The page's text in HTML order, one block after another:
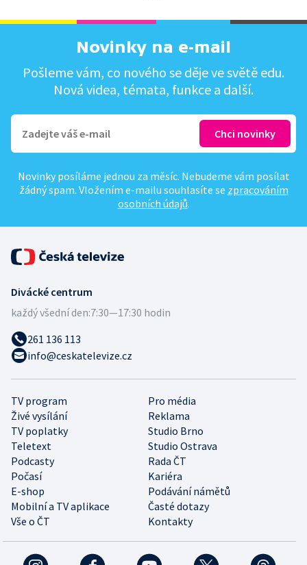
Novinky na e-mail
Pošleme vám, co nového se děje ve světě edu.
Nová videa, témata, funkce a další.
Novinky posíláme jednou za měsíc. Nebudeme vám posílat
žádný spam. Vložením e-mailu souhlasíte se zpracováním
osobních údajů.